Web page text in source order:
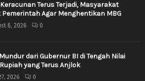
Terus Terjadi, Masyarakat
Pemerintah Agar Menghentikan MBG
6, 2026 0
dari Gubernur BI di Tengah Nilai
yang Terus Anjlok
2026 0